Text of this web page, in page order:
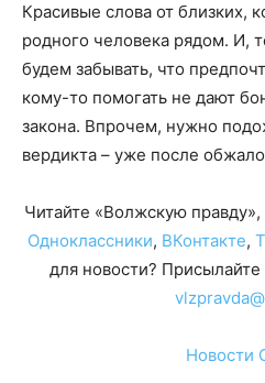
Красивые слова от близких,
родного человека рядом. И,
будем забывать, что
кому-то помогать не дают
закона. Впрочем, нужно
вердикта – уже после
Читайте «Волжскую правду»,
Одноклассники, ВКонтакте,
для новости?
Новости